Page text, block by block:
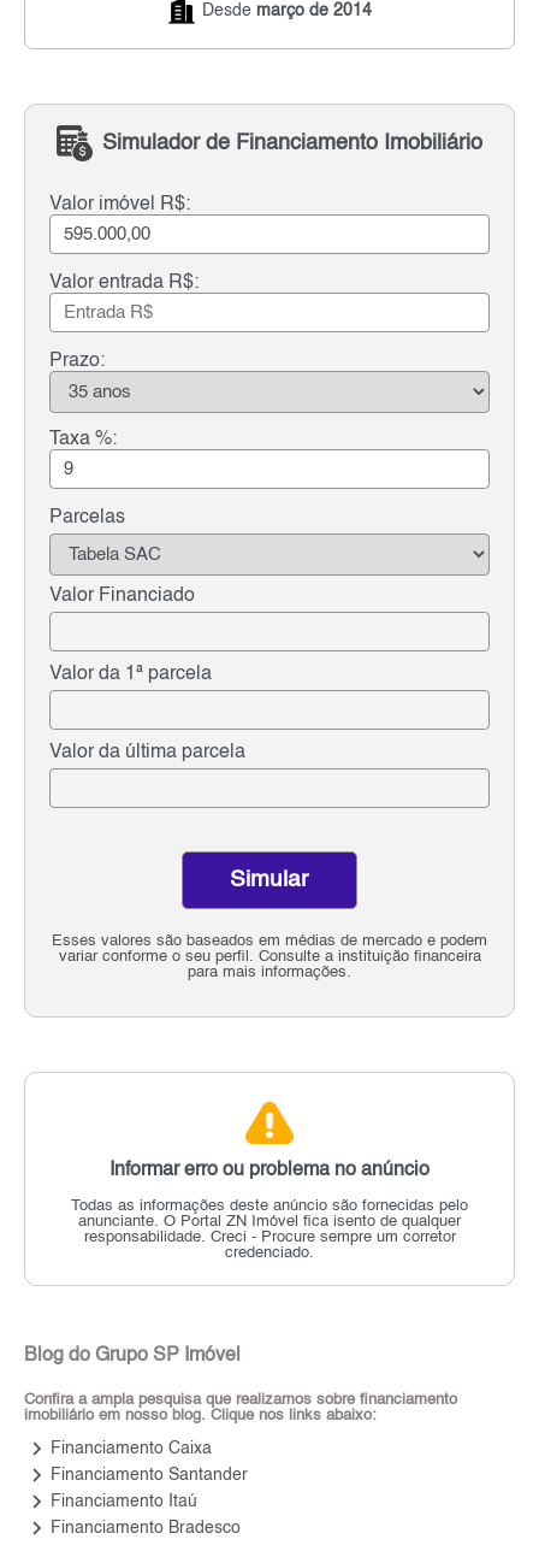
Desde março de 2014
Simulador de Financiamento Imobiliário
Valor imóvel R$:
Valor entrada R$:
Prazo:
Taxa %:
Parcelas
Valor Financiado
Valor da 1ª parcela
Valor da última parcela
Esses valores são baseados em médias de mercado e podem
variar conforme o seu perfil. Consulte a instituição financeira
para mais informações.
Simular
Informar erro ou problema no anúncio
Todas as informações deste anúncio são fornecidas pelo
anunciante. O Portal ZN Imóvel fica isento de qualquer
responsabilidade. Creci - Procure sempre um corretor
credenciado.
Blog do Grupo SP Imóvel
Confira a ampla pesquisa que realizamos sobre financiamento
imobiliário em nosso blog. Clique nos links abaixo:
keyboard_arrow_right Financiamento Caixa
keyboard_arrow_right Financiamento Santander
keyboard_arrow_right Financiamento Itaú
keyboard_arrow_right Financiamento Bradesco